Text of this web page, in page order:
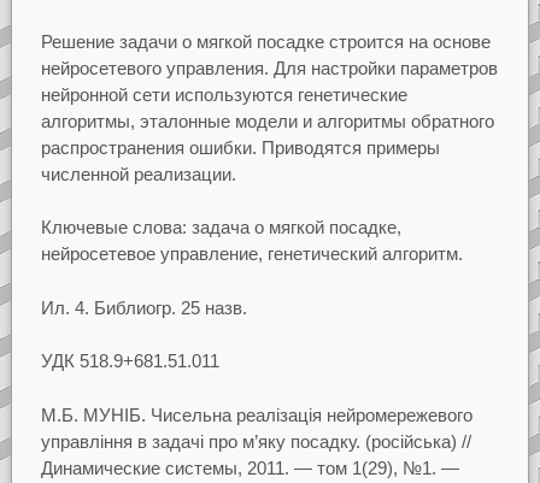
Решение задачи о мягкой посадке строится на основе
нейросетевого управления. Для настройки параметров
нейронной сети используются генетические
алгоритмы, эталонные модели и алгоритмы обратного
распространения ошибки. Приводятся примеры
численной реализации.
Ключевые слова: задача о мягкой посадке,
нейросетевое управление, генетический алгоритм.
Ил. 4. Библиогр. 25 назв.
УДК 518.9+681.51.011
М.Б. МУНIБ. Чисельна реалiзацiя нейромережевого
управлiння в задачi про м’яку посадку. (росiйська) //
Динамические системы, 2011. — том1(29), №1. —